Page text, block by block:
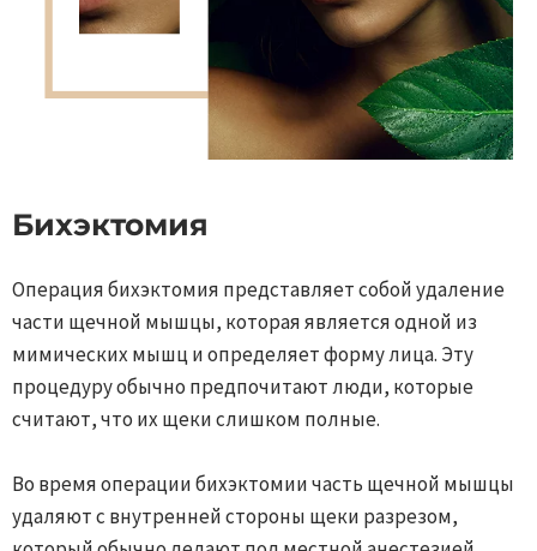
Бихэктомия
Операция бихэктомия представляет собой удаление
части щечной мышцы, которая является одной из
мимических мышц и определяет форму лица. Эту
процедуру обычно предпочитают люди, которые
считают, что их щеки слишком полные.
Во время операции бихэктомии часть щечной мышцы
удаляют с внутренней стороны щеки разрезом,